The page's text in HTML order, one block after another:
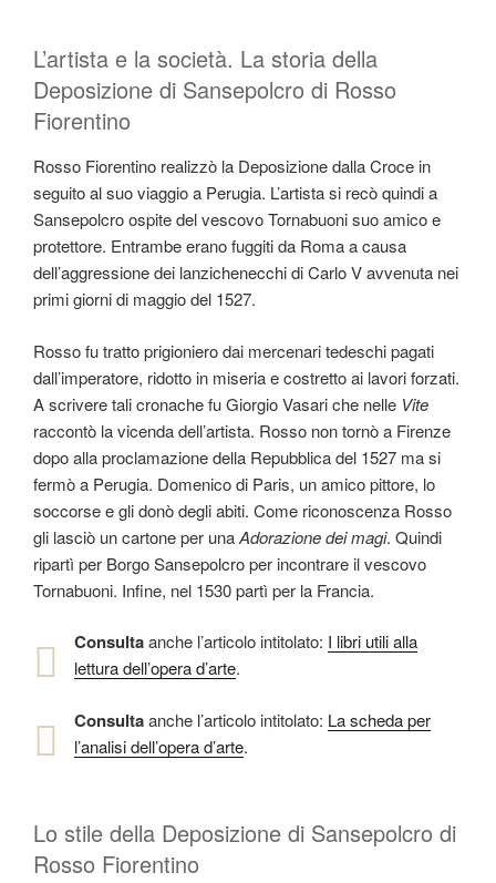
L’artista e la società. La storia della
Deposizione di Sansepolcro di Rosso
Fiorentino
Rosso Fiorentino realizzò la Deposizione dalla Croce in
seguito al suo viaggio a Perugia. L’artista si recò quindi a
Sansepolcro ospite del vescovo Tornabuoni suo amico e
protettore. Entrambe erano fuggiti da Roma a causa
dell’aggressione dei lanzichenecchi di Carlo V avvenuta nei
primi giorni di maggio del 1527.
Rosso fu tratto prigioniero dai mercenari tedeschi pagati
dall’imperatore, ridotto in miseria e costretto ai lavori forzati.
A scrivere tali cronache fu Giorgio Vasari che nelle Vite
raccontò la vicenda dell’artista. Rosso non tornò a Firenze
dopo alla proclamazione della Repubblica del 1527 ma si
fermò a Perugia. Domenico di Paris, un amico pittore, lo
soccorse e gli donò degli abiti. Come riconoscenza Rosso
gli lasciò un cartone per unaAdorazione dei magi. Quindi
ripartì per Borgo Sansepolcro per incontrare il vescovo
Tornabuoni. Infine, nel 1530 partì per la Francia.
Consultaanche l’articolo intitolato: I libri utili alla
lettura dell’opera d’arte.
Consultaanche l’articolo intitolato: La scheda per
l’analisi dell’opera d’arte.
Lo stile della Deposizione di Sansepolcro di
Rosso Fiorentino